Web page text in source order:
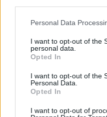
Personal Data
I want to opt-out of the
personal data.
Opted In
I want to opt-out of the
Personal Data.
Opted In
I want to opt-out of